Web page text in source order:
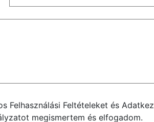
Felhasználási Feltételeket és
megismertem és elfogadom.